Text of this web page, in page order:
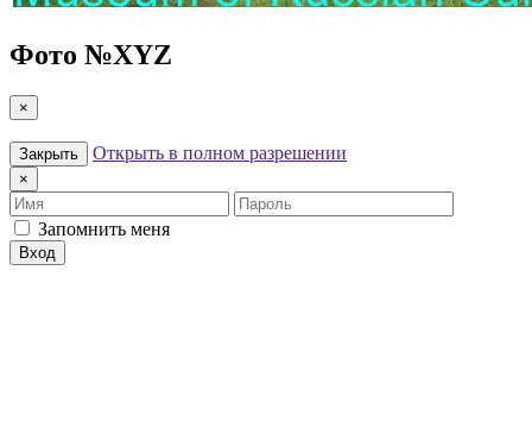
Фото №XYZ
×
Закрыть Открыть в полном разрешении
×
Имя
Пароль
Запомнить меня
Вход